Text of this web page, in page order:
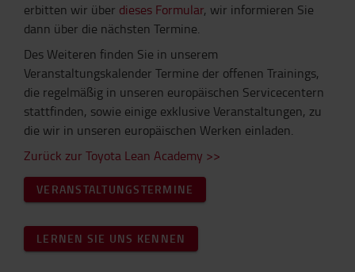
erbitten wir über dieses Formular, wir informieren Sie
dann über die nächsten Termine.
Des Weiteren finden Sie in unserem
Veranstaltungskalender Termine der offenen Trainings,
die regelmäßig in unseren europäischen Servicecentern
stattfinden, sowie einige exklusive Veranstaltungen, zu
die wir in unseren europäischen Werken einladen.
Zurück zur Toyota Lean Academy >>
VERANSTALTUNGSTERMINE
LERNEN SIE UNS KENNEN